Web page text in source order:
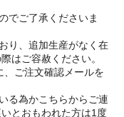
でご了承くださいま
り、追加生産がなく在
はご容赦ください。
ご注文確認メールを
る為かこちらからご連
とおもわれた方は1度